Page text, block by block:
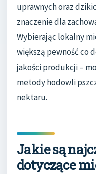
uprawnych oraz
znaczenie dla
Wybierając lokalny
większą pewność co
jakości produkcji –
metody hodowli
nektaru.
Jakie są
dotyczące